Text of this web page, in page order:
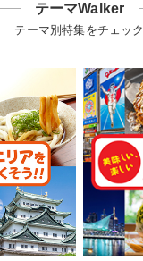
テーマWalker
テーマ別特集をチェック